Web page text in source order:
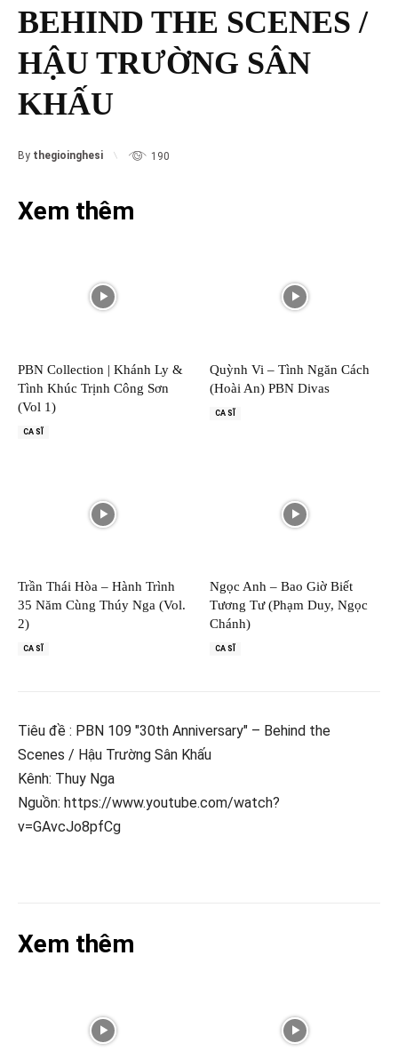
BEHIND THE SCENES /
HẬU TRƯỜNG SÂN
KHẤU
By thegioinghesi 190
Xem thêm
PBN Collection | Khánh Ly &
Tình Khúc Trịnh Công Sơn
(Vol 1)
CA SĨ
Quỳnh Vi – Tình Ngăn Cách
(Hoài An) PBN Divas
CA SĨ
Trần Thái Hòa – Hành Trình
35 Năm Cùng Thúy Nga (Vol.
2)
CA SĨ
Ngọc Anh – Bao Giờ Biết
Tương Tư (Phạm Duy, Ngọc
Chánh)
CA SĨ
Tiêu đề : PBN 109 "30th Anniversary" – Behind the
Scenes / Hậu Trường Sân Khấu
Kênh: Thuy Nga
Nguồn: https://www.youtube.com/watch?
v=GAvcJo8pfCg
Xem thêm